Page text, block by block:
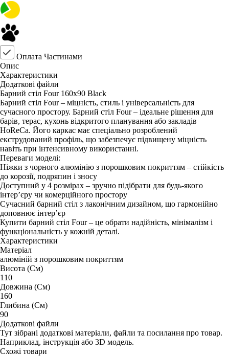
Оплата Частинами
Опис
Характеристики
Додаткові файли
Барний стіл Four 160x90 Black
Барний стіл Four – міцність, стиль і універсальність для
сучасного простору. Барний стіл Four – ідеальне рішення для
барів, терас, кухонь відкритого планування або закладів
HoReCa. Його каркас має спеціально розроблений
екструдований профіль, що забезпечує підвищену міцність
навіть при інтенсивному використанні.
Переваги моделі:
Ніжки з чорного алюмінію з порошковим покриттям – стійкість
до корозії, подряпин і зносу
Доступний у 4 розмірах – зручно підібрати для будь-якого
інтер’єру чи комерційного простору
Сучасний барний стіл з лаконічним дизайном, що гармонійно
доповнює інтер’єр
Купити барний стіл Four – це обрати надійність, мінімалізм і
функціональність у кожній деталі.
Характеристики
Матеріал
алюміній з порошковим покриттям
Висота (См)
110
Довжина (См)
160
Глибина (См)
90
Додаткові файли
Тут зібрані додаткові матеріали, файли та посилання про товар.
Наприклад, інструкція або 3D модель.
Схожі товари